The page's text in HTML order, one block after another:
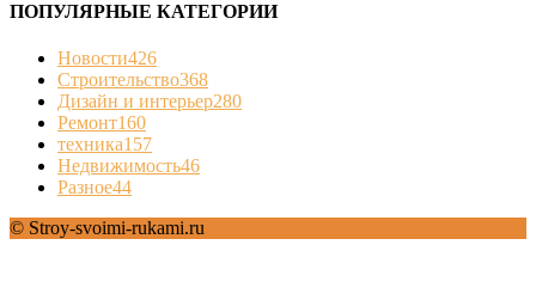
ПОПУЛЯРНЫЕ КАТЕГОРИИ
Новости426
Строительство368
Дизайн и интерьер280
Ремонт160
техника157
Недвижимость46
Разное44
© Stroy-svoimi-rukami.ru